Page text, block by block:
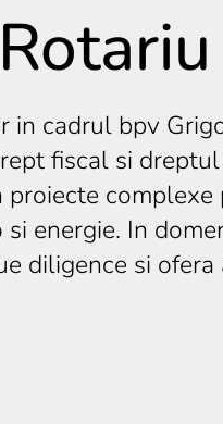
in cadrul bpv
fiscal si
si energie. In
diligence si